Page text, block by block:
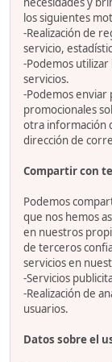
los siguientes
-Realización de
servicio,
-Podemos
servicios.
-Podemos
promocionales
otra información
dirección de
Compartir con
Podemos
que nos hemos
en nuestros
de terceros
servicios en
-Servicios
-Realización de
usuarios.
Datos sobre el